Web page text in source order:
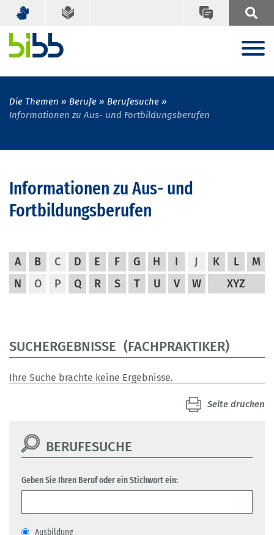
Die Themen Berufe
Berufesuche
Informationen zu Aus- und Fortbildungsberufen
Informationen zu Aus- und
Fortbildungsberufen
A B C D E F G H I J K L
M
N
O P Q R S T U V W XYZ
SUCHERGEBNISSE (FACHPRAKTIKER)
Ihre Suche brachte keine Ergebnisse.
Seite drucken
BERUFESUCHE
Geben Sie Ihren Beruf oder ein Stichwort ein:
Ausbildung